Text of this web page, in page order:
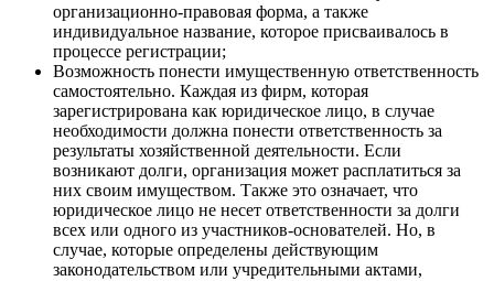
организационно-правовая форма, а также
индивидуальное название, которое присваивалось в
процессе регистрации;
Возможность понести имущественную ответственность
самостоятельно. Каждая из фирм, которая
зарегистрирована как юридическое лицо, в случае
необходимости должна понести ответственность за
результаты хозяйственной деятельности. Если
возникают долги, организация может расплатиться за
них своим имуществом. Также это означает, что
юридическое лицо не несет ответственности за долги
всех или одного из участников-основателей. Но, в
случае, которые определены действующим
законодательством или учредительными актами,